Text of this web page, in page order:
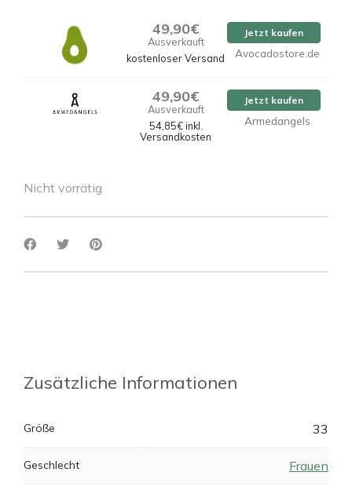
49,90€
Ausverkauft
kostenloser Versand
Jetzt kaufen
Avocadostore.de
49,90€
Ausverkauft
54,85€ inkl.
Versandkosten
Jetzt kaufen
Armedangels
Nicht vorrätig
Zusätzliche Informationen
Größe 33
Geschlecht Frauen